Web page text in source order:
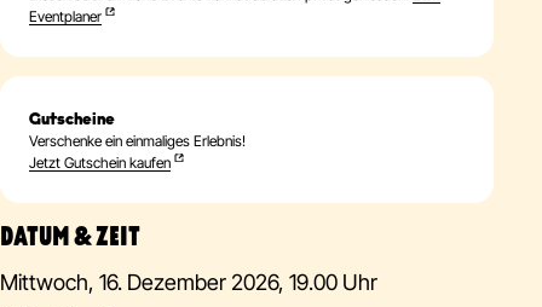
DATUM & ZEIT
Mittwoch, 16. Dezember 2026, 19.00 Uhr
Eventplaner
Gutscheine
Verschenke ein einmaliges Erlebnis!
Jetzt Gutschein kaufen